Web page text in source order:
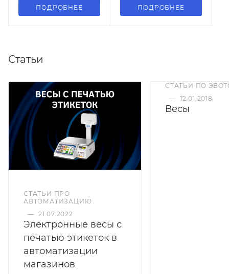
ПОДРОБНЕЕ ПОДРОБНЕЕ
Статьи
СТАТЬИ ПРО
АВТОМАТИЗАЦИЮ
— 21.07.2022
Электронные весы с
печатью этикеток в
автоматизации
магазинов
СТАТЬИ ПО
— 12.01.2018
Весы